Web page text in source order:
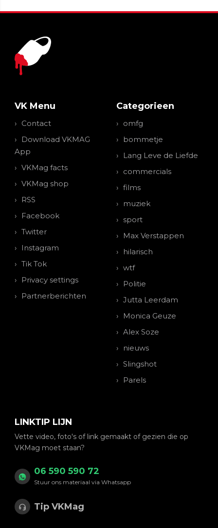
VK Menu
Contact
Download VKMAG
App
VKMag facts
VKMag shop
RSS
Facebook
Twitter
Instagram
Tik Tok
Privacy settings
Partnerberichten
Categorieen
omfg
bommetje
Lang Leve de Liefde
commercials
films
muziek
sport
Max Verstappen
hilarisch
wtf
Politie
Jutta Leerdam
Monica Geuze
Alex Soze
nieuws
Slingshot
Parels
LINKTIP LIJN
Vette video, foto's of link gemaakt of gezien die op
VKMag moet staan?
06 590 590 72
Stuur ons materiaal via Whatsapp
Tip VKMag